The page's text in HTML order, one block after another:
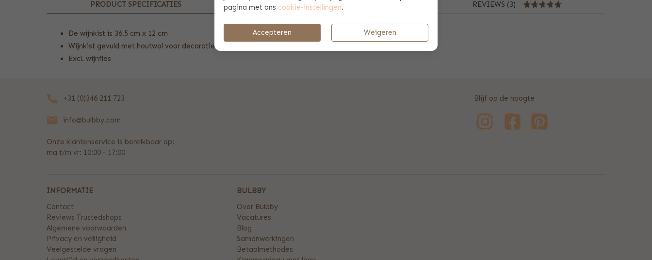
PRODUCT SPECIFICATIES BETAAL & VERZENDINFORMATIE REVIEWS (3)
De wijnkist is 36,5 cm x 12 cm
Wijnkist gevuld met houtwol voor decoratie
Excl. wijnfles
+31 (0)346 211 723
info@bulbby.com
Onze klantenservice is bereikbaar op:
ma t/m vr: 10:00 - 17:00
Blijf op de hoogte
INFORMATIE
Contact
Reviews Trustedshops
Algemene voorwaarden
Privacy en veiligheid
Veelgestelde vragen
BULBBY
Over Bulbby
Vacatures
Blog
Samenwerkingen
Betaalmethodes
pagina met ons cookie-instellingen.
Accepteren Weigeren